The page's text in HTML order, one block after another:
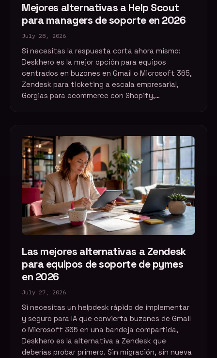
Mejores alternativas a Help Scout
para managers de soporte en 2026
July 28, 2026
Si necesitas la respuesta corta ahora mismo:
Deskhero es la mejor opción para equipos
centrados en buzones en Gmail o Microsoft 365,
Zendesk para ticketing a escala empresarial,
Gorgias para ecommerce con Shopify,…
Las mejores alternativas a Zendesk
para equipos de soporte de pymes
en 2026
July 27, 2026
Si necesitas un helpdesk rápido de implementar
y seguro para IA que convierta buzones de Gmail
o Microsoft 365 en una bandeja compartida,
Deskhero es la alternativa a Zendesk que
deberías probar primero. Sin migración, sin nueva